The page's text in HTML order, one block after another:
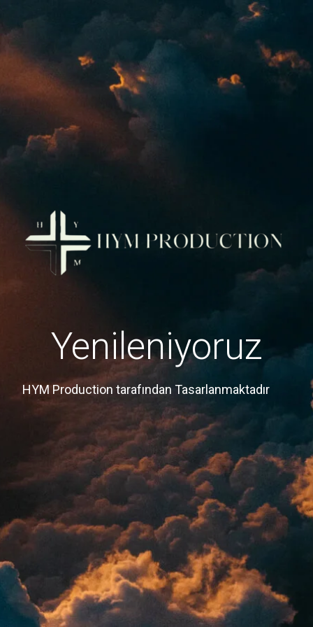
Yenileniyoruz
HYM Production tarafından Tasarlanmaktadır